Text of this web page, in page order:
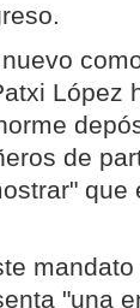
López
de
que
"una